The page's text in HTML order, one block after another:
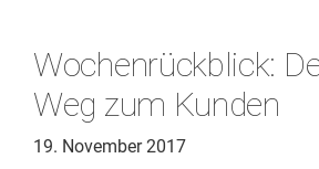
Wochenrückblick:
Weg zum Kunden
19. November 2017